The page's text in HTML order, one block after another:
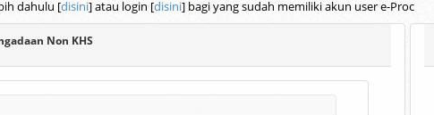
dahulu [disini] atau login [disini] bagi yang sudah memiliki akun user e-Proc
Non KHS